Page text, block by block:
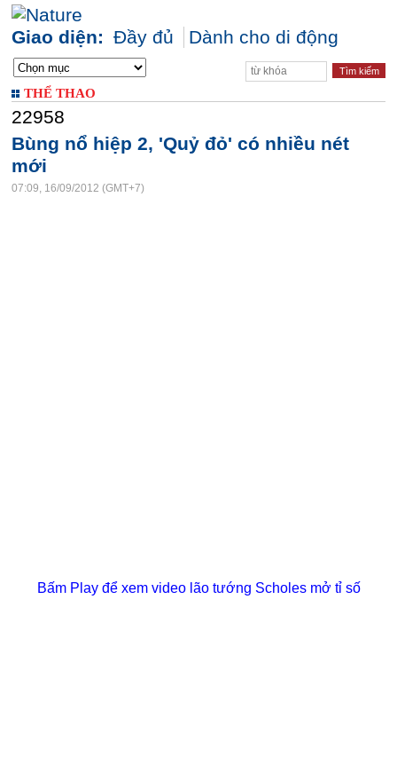
Giao diện: Đầy đủ Dành cho di động
THỂ THAO
22958
Bùng nổ hiệp 2, 'Quỷ đỏ' có nhiều nét
mới
07:09, 16/09/2012 (GMT+7)
Bấm Play để xem video lão tướng Scholes mở tỉ số